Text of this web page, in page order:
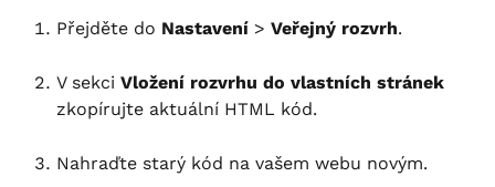
Přejděte do Nastavení > Veřejný rozvrh.
V sekci Vložení rozvrhu do vlastních stránek
zkopírujte aktuální HTML kód.
Nahraďte starý kód na vašem webu novým.